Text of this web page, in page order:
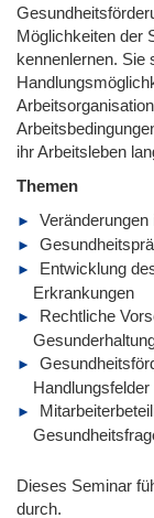
Möglichkeiten der
kennenlernen. Sie
ihr Arbeitsleben
Themen
Entwicklung
Erkrankungen
Rechtliche
Handlungsfelder
Dieses Seminar
durch.